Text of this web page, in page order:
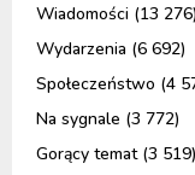
Wiadomości (13 276)
Wydarzenia (6 692)
Społeczeństwo (4
Na sygnale (3 772)
Gorący temat(3 519)